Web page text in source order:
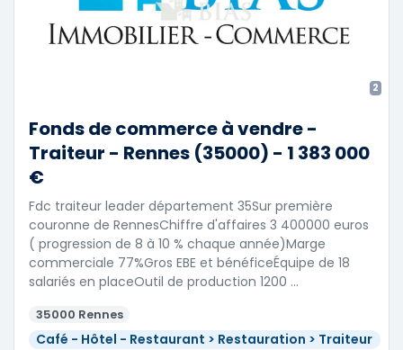
2
Fonds de commerce à vendre -
Traiteur - Rennes (35000) - 1 383 000
€
Fdc traiteur leader département 35Sur première
couronne de RennesChiffre d'affaires 3 400000 euros
( progression de 8 à 10 % chaque année)Marge
commerciale 77%Gros EBE et bénéficeÉquipe de 18
salariés en placeOutil de production 1200 …
35000 Rennes
Café - Hôtel - Restaurant > Restauration > Traiteur